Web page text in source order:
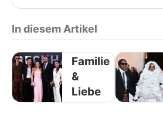
In diesem Artikel
Familie
&
Liebe